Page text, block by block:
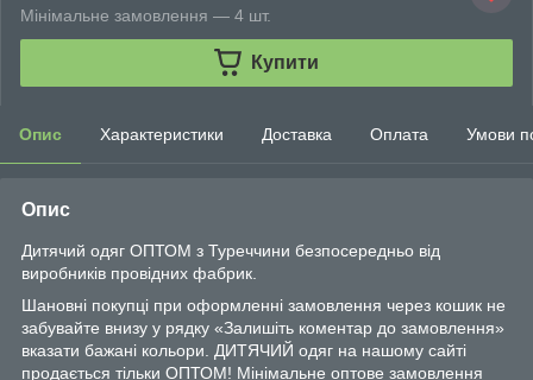
Мінімальне замовлення — 4 шт.
Купити
Опис Характеристики Доставка Оплата Умови
Опис
Дитячий одяг ОПТОМ з Туреччини безпосередньо від
виробників провідних фабрик.
Шановні покупці при оформленні замовлення через кошик не
забувайте внизу у рядку «Залишіть коментар до замовлення»
вказати бажані кольори. ДИТЯЧИЙ одяг на нашому сайті
продається тільки ОПТОМ! Мінімальне оптове замовлення